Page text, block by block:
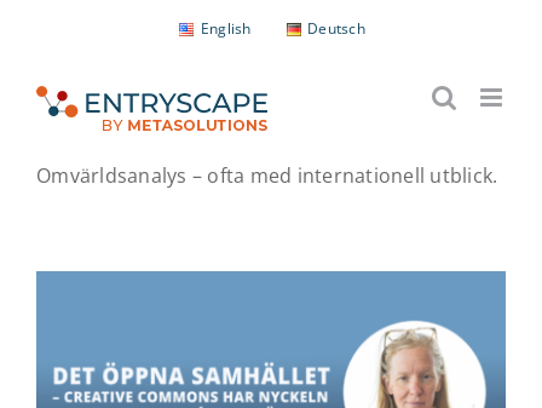
innehållet
English Deutsch
Omvärldsanalys – ofta med internationell utblick.